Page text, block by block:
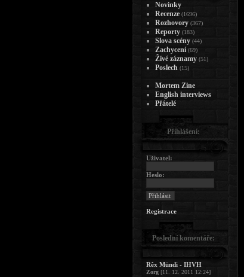
Novinky
Recenze (1696)
Rozhovory (367)
Reporty (183)
Slova scény (44)
Zachycení (69)
Živé záznamy (51)
Poslech (15)
Mortem Zine
English interviews
Přátelé
Přihlášení:
Uživatel:
Heslo:
Registrace
Poslední komentáře:
Rêx Mündi - IHVH
Zorg [11. 12. 2011 12:24]